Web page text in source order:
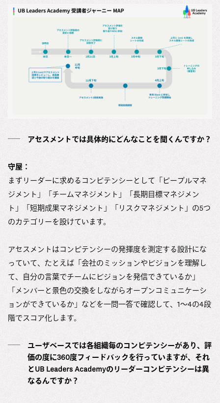
アセスメントでは具体的にどんなことを聞くんですか？
守屋：
まずリーダーに求めるコンピテンシーとして「ピープルマネ
ジメント」「チームマネジメント」「長期目標マネジメン
ト」「短期成果マネジメント」「リスクマネジメント」の5つ
のカテゴリーを設けています。
アセスメントはコンピテンシーの発揮度を測定する設計にな
っていて、たとえば「会社のミッションやビジョンを理解し
て、自分の言葉でチームにビジョンを発信できているか」
「メンバーと景色の交換をしながらオープンコミュニケーシ
ョンができているか」などを一問一答で確認して、1〜4の4段
階でスコア化します。
ユーザベースでは各組織毎のコンピテンシーがあり、評
価の度に360度フィードバックを行っていますが、それ
とUB Leaders Academyのリーダーコンピテンシーは異
なるんですか？